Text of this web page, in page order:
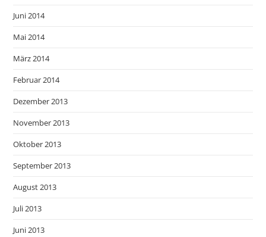
Juni 2014
Mai 2014
März 2014
Februar 2014
Dezember 2013
November 2013
Oktober 2013
September 2013
August 2013
Juli 2013
Juni 2013